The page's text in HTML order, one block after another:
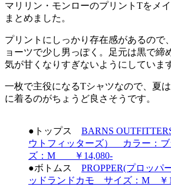
マリリン・モンローのプリントTをメ
まとめました。
プリントにしっかり存在感があるので
ョーツで少し男っぽく。足元は黒で締
気が甘くなりすぎないようにしていま
一枚で主役になるTシャツなので、夏
に着るのがちょうど良さそうです。
●トップス BARNS
ウトフィッターズ） カラー：
ズ：M ￥14,080-
●ボトムス PROPPER(プロッ
ッドランドカモ サイズ：M ￥